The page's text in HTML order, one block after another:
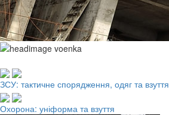
ЗСУ: тактичне спорядження, одяг та взуття
Охорона: уніформа та взуття